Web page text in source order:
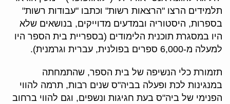
תלמידים הרצו "הרצאות רשות" וכתבו "עבודות רשות"
בספרות, היסטוריה ובמדעים מדוייקים, בנושאים שלא
היו במסגרת תוכנית הלימודים (בספריית בית הספר היו
למעלה מ-6,000 ספרים בפולנית, עברית וגרמנית).
תזמורת כלי הנשיפה של בית הספר, שהתמחתה
במנגינות לכת ופעלה בביה"ס שנים רבות, תרמה להווי
הפנימי של ביה"ס בעת חגיגות ונשפים, וגם להווי ברחוב